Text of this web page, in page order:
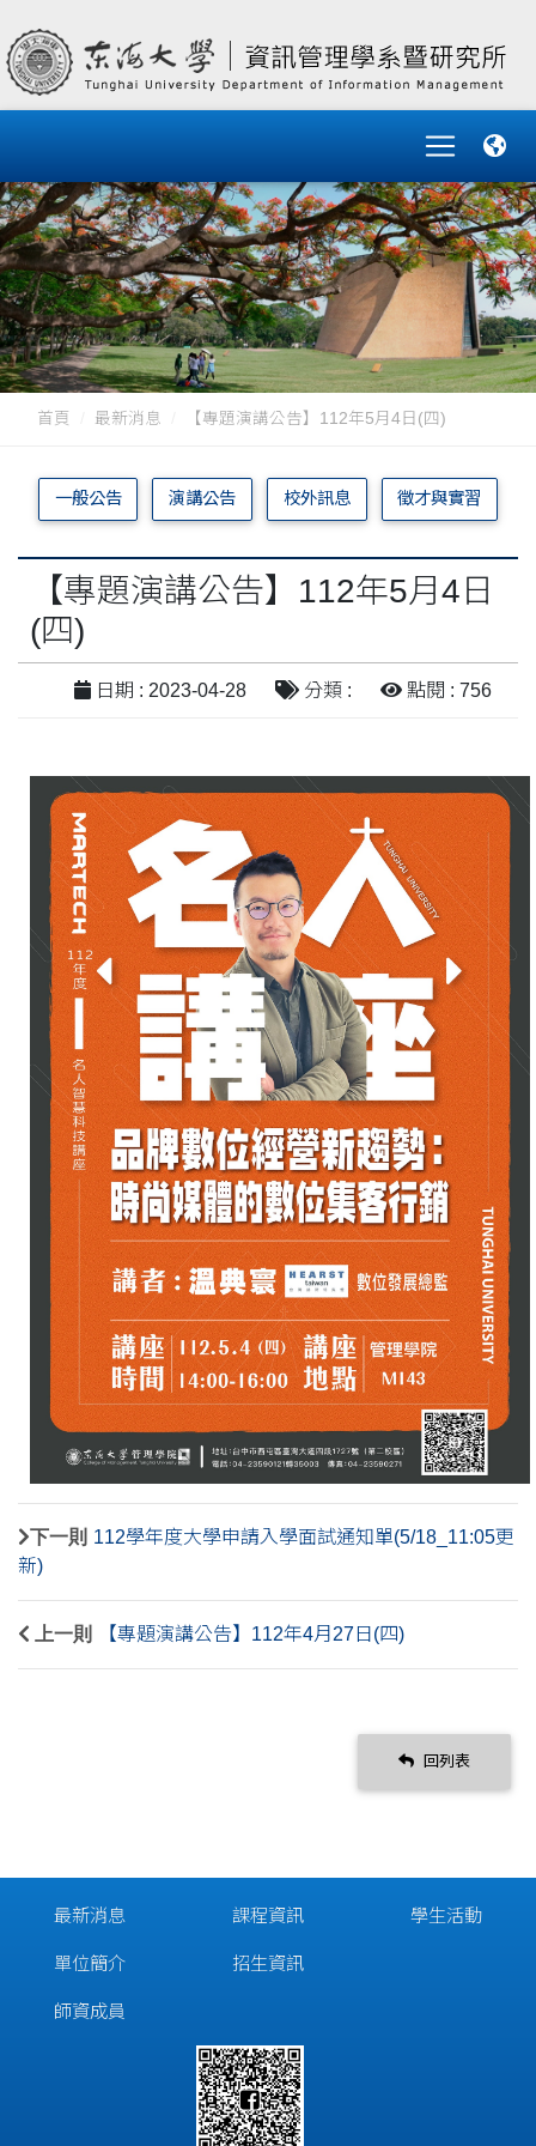
首頁 最新消息 【專題演講公告】112年5月4日(四)
一般公告 演講公告 校外訊息 徵才與實習
【專題演講公告】112年5月4日
(四)
日期 : 2023-04-28 分類 : 點閱 : 756
下一則 112學年度大學申請入學面試通知單(5/18_11:05更
新)
上一則 【專題演講公告】112年4月27日(四)
回列表
最新消息
單位簡介
師資成員
課程資訊
招生資訊
學生活動